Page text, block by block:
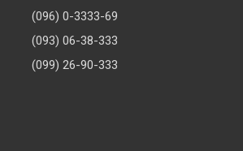
(096) 0-3333-69
(093) 06-38-333
(099) 26-90-333